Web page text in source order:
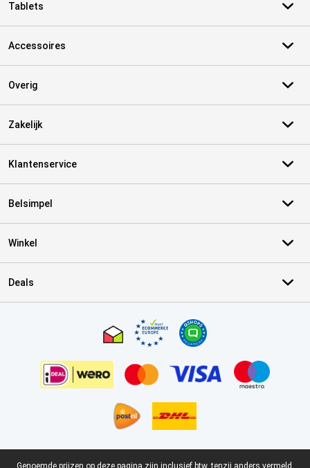
Tablets
Accessoires
Overig
Zakelijk
Klantenservice
Belsimpel
Winkel
Deals
Genoemde prijzen op deze pagina zijn inclusief btw, tenzij anders vermeld.